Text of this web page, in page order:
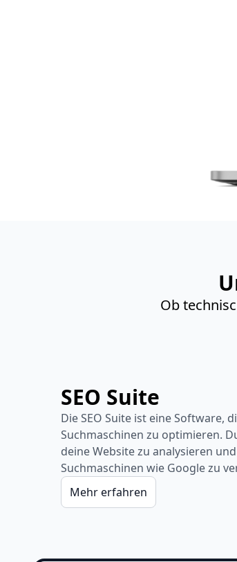
Ob
SEO Suite
Die SEO Suite ist eine Software,
Suchmaschinen zu optimieren.
deine Website zu analysieren
Suchmaschinen wie Google zu
Mehr erfahren